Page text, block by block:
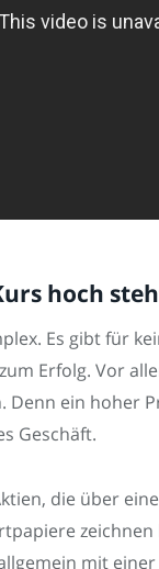
hoch
Es gibt für
Erfolg. Vor
ein hoher
Geschäft.
die über
mit